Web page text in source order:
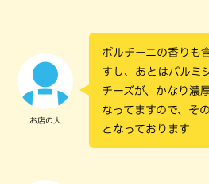
お店の人
ポルチーニの香りも
すし、あとはパルミ
チーズが、かなり濃
なってますので、そ
となっております